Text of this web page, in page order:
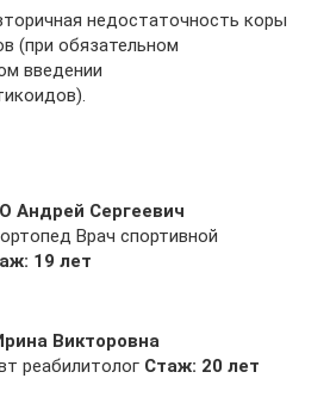
недостаточность коры
(при обязательном
введении
Андрей Сергеевич
Врач спортивной
19 лет
Викторовна
реабилитолог Стаж: 20 лет